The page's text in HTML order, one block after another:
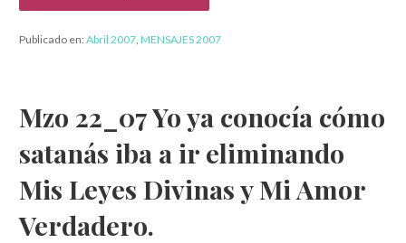
Publicado en:Abril 2007, MENSAJES 2007
Mzo 22_07 Yo ya conocía cómo
satanás iba a ir eliminando
Mis Leyes Divinas y Mi Amor
Verdadero.